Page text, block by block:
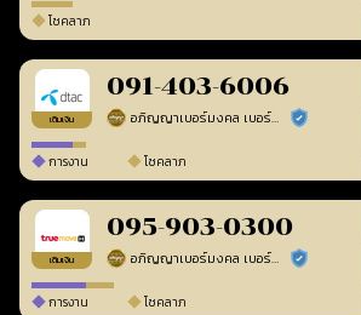
โชคลาภ
เติมเงิน
091-403-6006
อภิญญาเบอร์มงคล เบอร์สวยเลขศาสตร์ ร้านยืนยันแล้ว
การงาน โชคลาภ
เติมเงิน
095-903-0300
อภิญญาเบอร์มงคล เบอร์สวยเลขศาสตร์ ร้านยืนยันแล้ว
การงาน โชคลาภ